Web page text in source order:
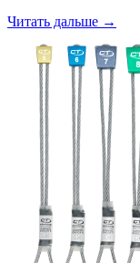
Читать дальше →